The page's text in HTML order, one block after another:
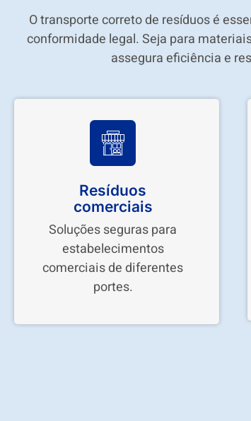
O transporte correto de resíduos é
conformidade legal. Seja para
assegura eficiência e
Resíduos
comerciais
Soluções seguras para
estabelecimentos
comerciais de diferentes
portes.